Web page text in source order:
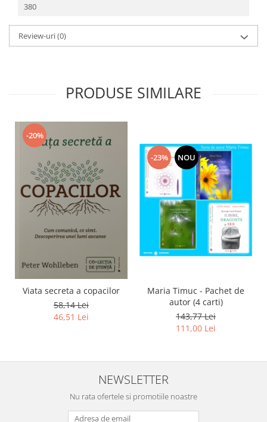
380
Review-uri(0)
PRODUSE SIMILARE
-20%
Viata secreta a copacilor
58,14 Lei
46,51 Lei
-23% NOU
Maria Timuc - Pachet de
autor (4 carti)
143,77 Lei
111,00 Lei
NEWSLETTER
Nu rata ofertele si promotiile noastre